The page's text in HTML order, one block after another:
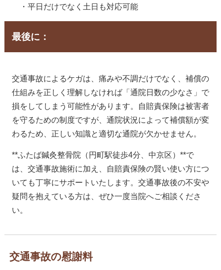
・平日だけでなく土日も対応可能
最後に：
交通事故によるケガは、痛みや不調だけでなく、補償の
仕組みを正しく理解しなければ「通院日数の少なさ」で
損をしてしまう可能性があります。自賠責保険は被害者
を守るための制度ですが、通院状況によって補償額が変
わるため、正しい知識と適切な通院が欠かせません。
**ふたば鍼灸整骨院（円町駅徒歩4分、中京区）**で
は、交通事故施術に加え、自賠責保険の賢い使い方につ
いても丁寧にサポートいたします。交通事故後の不安や
疑問を抱えている方は、ぜひ一度当院へご相談くださ
い。
交通事故の慰謝料